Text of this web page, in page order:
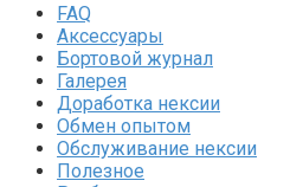
FAQ
Аксессуары
Бортовой журнал
Галерея
Доработка нексии
Обмен опытом
Обслуживание нексии
Полезное